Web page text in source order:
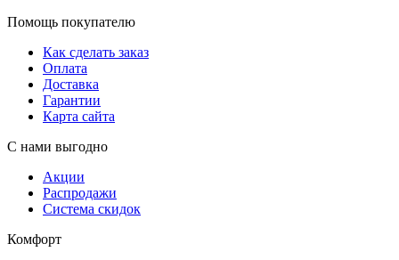
Помощь покупателю
Как сделать заказ
Оплата
Доставка
Гарантии
Карта сайта
С нами выгодно
Акции
Распродажи
Система скидок
Комфорт